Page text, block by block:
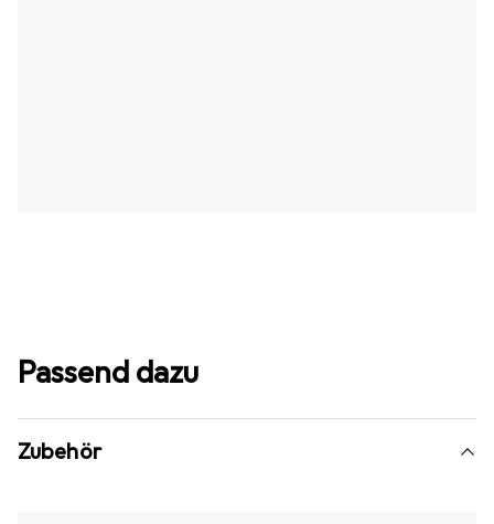
Passend dazu
Zubehör